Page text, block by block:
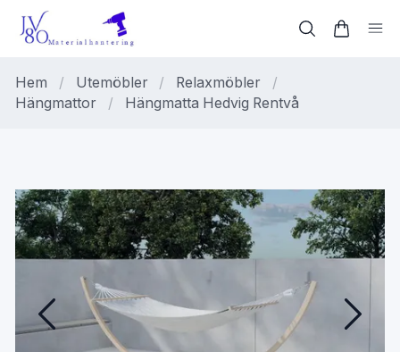
Hem / Utemöbler / Relaxmöbler
/
Hängmattor
/ Hängmatta Hedvig Rentvå